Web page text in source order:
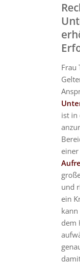
Frau
ist in
einer
und
ein
kann
dem